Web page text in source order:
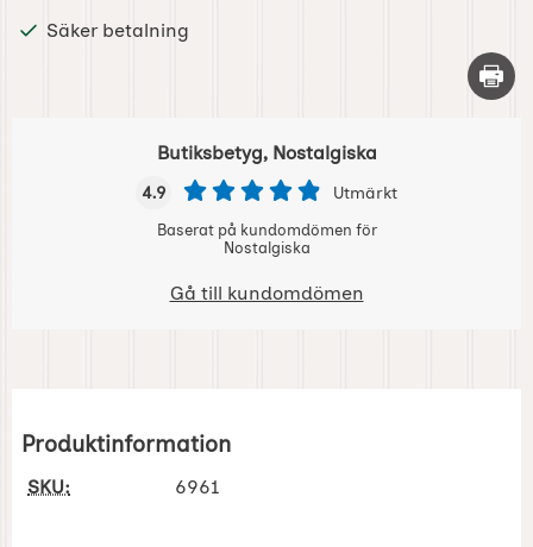
Säker betalning
Skriv
Butiksbetyg, Nostalgiska
4.9 Utmärkt
Baserat på kundomdömen för
Nostalgiska
Gå till kundomdömen
Produktinformation
SKU: 6961